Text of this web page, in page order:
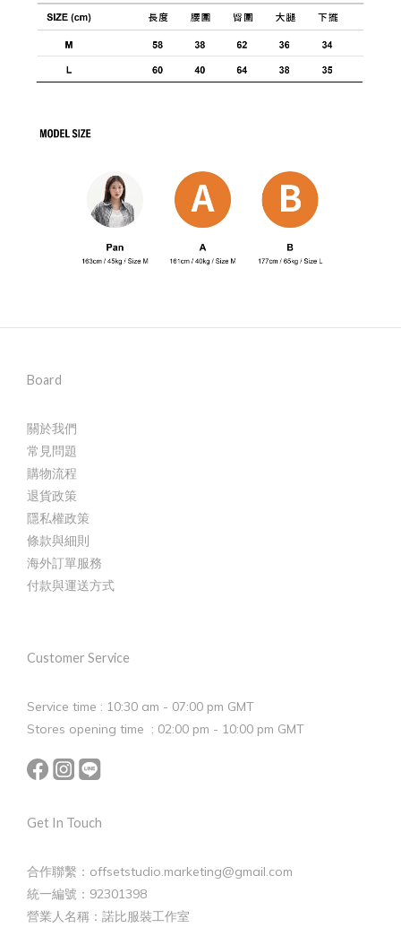
Board
關於我們
常見問題
購物流程
退貨政策
隱私權政策
條款與細則
海外訂單服務
付款與運送方式
Customer Service
Service time : 10:30 am - 07:00 pm GMT
Stores opening time : 02:00 pm - 10:00 pm GMT
Get In Touch
合作聯繫：offsetstudio.marketing@gmail.com
統一編號：92301398
營業人名稱：諾比服裝工作室